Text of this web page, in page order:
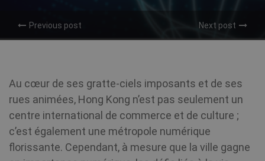
Previous post Next post
Au cœur de ses gratte-ciels imposants et de ses
rues animées, Hong Kong n’est pas seulement un
centre international de commerce et de culture ;
c’est également une métropole numérique
florissante. Cependant, à mesure que la ville gagne